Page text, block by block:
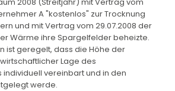
A "kostenlos" zur Trocknung
und mit Vertrag vom 29.07.2008 der
Wärme ihre Spargelfelder beheizte.
ist geregelt, dass die Höhe der
Lage des
vereinbart und in den
werde.